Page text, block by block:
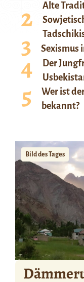
Alte
Sexismus
Der
Wer ist
bekannt?
Bild des Tages